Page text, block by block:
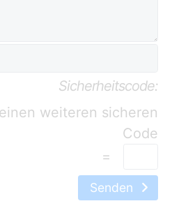
Sicherheitscode:
=
Senden